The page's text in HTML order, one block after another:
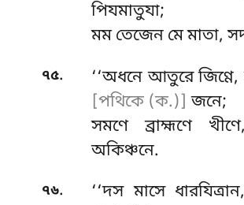
পিযমাতুযা;
মম তেজেন মে মাতা,
৭৫.
‘‘অধনে আতুরে
[পথিকে (ক.)] জনে;
সমণে ব্রাহ্মণে
অকিঞ্চনে.
৭৬.
‘‘দস মাসে